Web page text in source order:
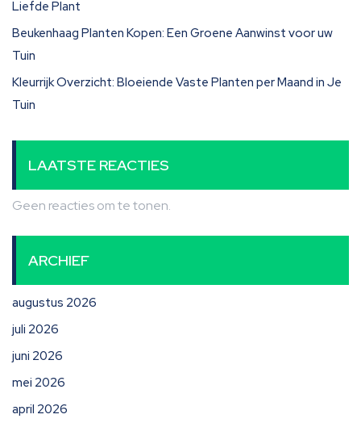
Liefde Plant
Beukenhaag Planten Kopen: Een Groene Aanwinst voor uw
Tuin
Kleurrijk Overzicht: Bloeiende Vaste Planten per Maand in Je
Tuin
LAATSTE REACTIES
Geen reacties om te tonen.
ARCHIEF
augustus 2026
juli 2026
juni 2026
mei 2026
april 2026